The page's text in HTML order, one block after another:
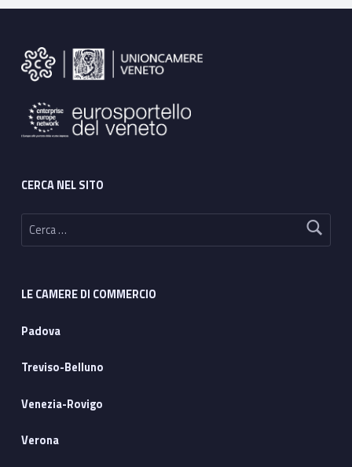
CERCA NEL SITO
Ricerca per:
LE CAMERE DI COMMERCIO
Padova
Treviso-Belluno
Venezia-Rovigo
Verona